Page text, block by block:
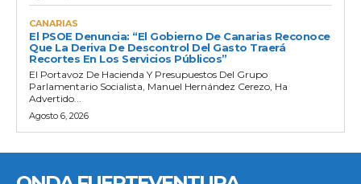
CANARIAS
El PSOE Denuncia: “El Gobierno De Canarias Reconoce
Que La Deriva De Descontrol Del Gasto Traerá
Recortes En Los Servicios Públicos”
El Portavoz De Hacienda Y Presupuestos Del Grupo
Parlamentario Socialista, Manuel Hernández Cerezo, Ha
Advertido...
Agosto 6, 2026